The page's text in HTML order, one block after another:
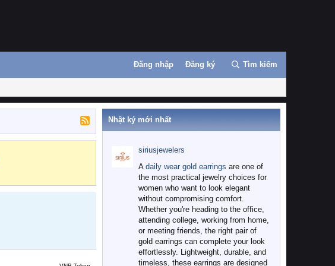
Đăng nhập Đăng ký Tìm kiếm
Nhật ký mới nhất
siriusjewelers
A daily wear gold earrings are one of
the most practical jewelry choices for
women who want to look elegant
without compromising comfort.
Whether you're heading to the office,
attending college, working from home,
or meeting friends, the right pair of
gold earrings can complete your look
effortlessly. Lightweight, durable, and
timeless, these earrings are designed